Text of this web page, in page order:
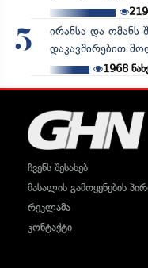
5
ირანსა და ომანს
დაკავშირებით
1968
ჩვენს შესახებ
მასალის გამოყენების
რეკლამა
კონტაქტი